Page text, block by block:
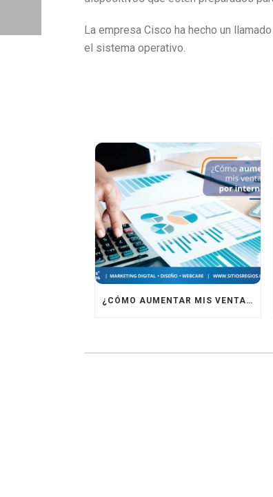
La empresa Cisco ha hecho un
el sistema operativo.
¿CÓMO AUMENTAR MIS VENTAS EN INTERNET?